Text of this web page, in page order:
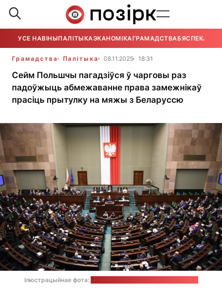
УСЕ НАВІНЫПАЛІТЫКАЭКАНОМІКАГРАМАДСТВАБЯСПЕКА
Грамадства Палітыка 08.11.2025 18:31
Сейм Польшчы пагадзіўся ў чарговы раз
падоўжыць абмежаванне права замежнікаў
прасіць прытулку на мяжы з Беларуссю
Ілюстрацыйнае фота: